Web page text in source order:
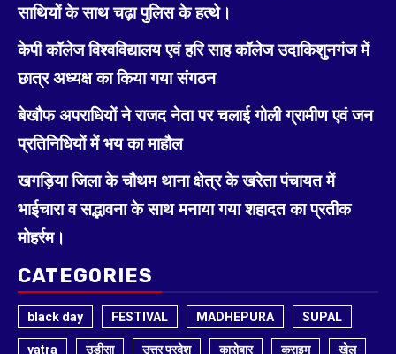
साथियों के साथ चढ़ा पुलिस के हत्थे।
केपी कॉलेज विश्वविद्यालय एवं हरि साह कॉलेज उदाकिशुनगंज में
छात्र अध्यक्ष का किया गया संगठन
बेखौफ अपराधियों ने राजद नेता पर चलाई गोली ग्रामीण एवं जन
प्रतिनिधियों में भय का माहौल
खगड़िया जिला के चौथम थाना क्षेत्र के खरेता पंचायत में
भाईचारा व सद्भावना के साथ मनाया गया शहादत का प्रतीक
मोहर्रम।
CATEGORIES
black day FESTIVAL MADHEPURA SUPAL
yatra उड़ीसा उत्तर प्रदेश कारोबार क्राइम खेल